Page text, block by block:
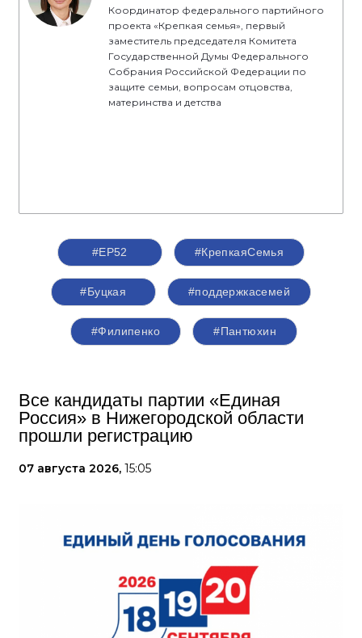
Координатор федерального партийного
проекта «Крепкая семья», первый
заместитель председателя Комитета
Государственной Думы Федерального
Собрания Российской Федерации по
защите семьи, вопросам отцовства,
материнства и детства
#ЕР52 #КрепкаяСемья
#Буцкая #поддержкасемей
#Филипенко #Пантюхин
Все кандидаты партии «Единая
Россия» в Нижегородской области
прошли регистрацию
07 августа 2026, 15:05